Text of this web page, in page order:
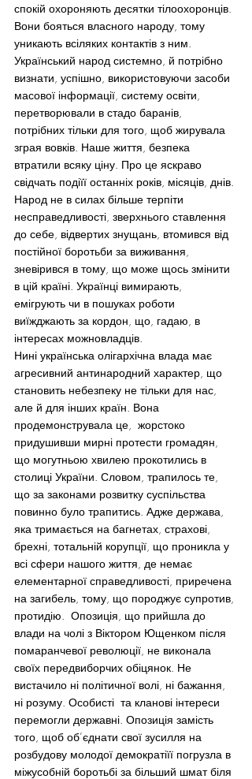
спокій охороняють десятки тілоохоронців.
Вони бояться власного народу, тому
уникають всіляких контактів з ним.
Український народ системно, й потрібно
визнати, успішно, використовуючи засоби
масової інформації, систему освіти,
перетворювали в стадо баранів,
потрібних тільки для того, щоб жирувала
зграя вовків. Наше життя, безпека
втратили всяку ціну. Про це яскраво
свідчать подіїї останніх років, місяців, днів.
Народ не в силах більше терпіти
несправедливості, зверхнього ставлення
до себе, відвертих знущань, втомився від
постійної боротьби за виживання,
зневірився в тому, що може щось змінити
в цій країні. Українці вимирають,
емігрують чи в пошуках роботи
виїжджають за кордон, що, гадаю, в
інтересах можновладців.
Нині українська олігархічна влада має
агресивний антинародний характер, що
становить небезпеку не тільки для нас,
але й для інших країн. Вона
продемонструвала це,  жорстоко
придушивши мирні протести громадян,
що могутньою хвилею прокотились в
столиці України. Словом, трапилось те,
що за законами розвитку суспільства
повинно було трапитись. Адже держава,
яка тримається на багнетах, страхові,
брехні, тотальній корупції, що проникла у
всі сфери нашого життя, де немає
елементарної справедливості, приречена
на загибель, тому, що породжує супротив,
протидію.  Опозиція, що прийшла до
влади на чолі з Віктором Ющенком після
помаранчевої революції, не виконала
своїх передвиборчих обіцянок. Не
вистачило ні політичної волі, ні бажання,
ні розуму. Особисті  та кланові інтереси
перемогли державні. Опозиція замість
того, щоб об’єднати свої зусилля на
розбудову молодої демократіїї погрузла в
міжусобній боротьбі за більший шмат біля